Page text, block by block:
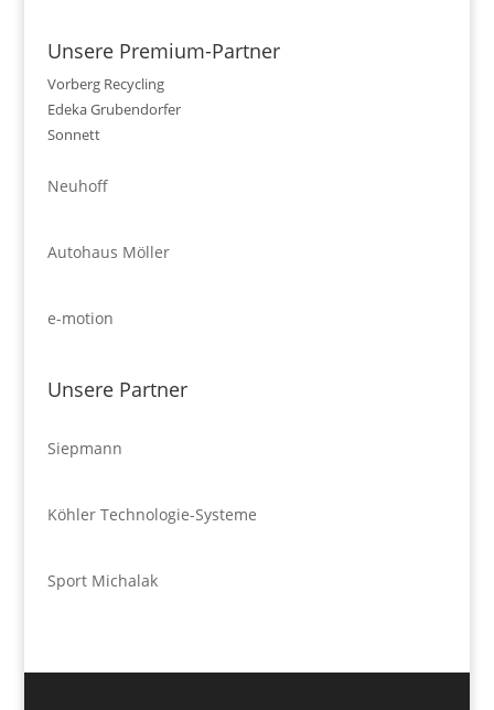
Unsere Premium-Partner
Vorberg Recycling
Edeka Grubendorfer
Sonnett
Neuhoff
Autohaus Möller
e-motion
Unsere Partner
Siepmann
Köhler Technologie-Systeme
Sport Michalak